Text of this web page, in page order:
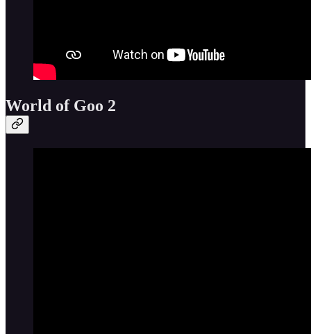
World of Goo 2